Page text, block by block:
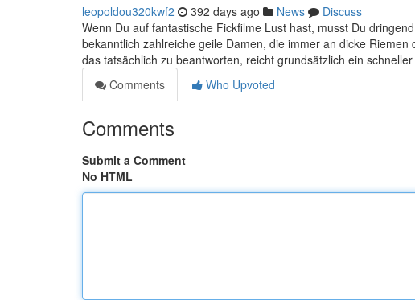
leopoldou320kwf2 392 days ago News
Discuss
Wenn Du auf fantastische Fickfilme Lust hast, musst Du
bekanntlich zahlreiche geile Damen, die immer an dicke
das tatsächlich zu beantworten, reicht grundsätzlich ein
Comments
Who Upvoted
Comments
Submit a Comment
No HTML